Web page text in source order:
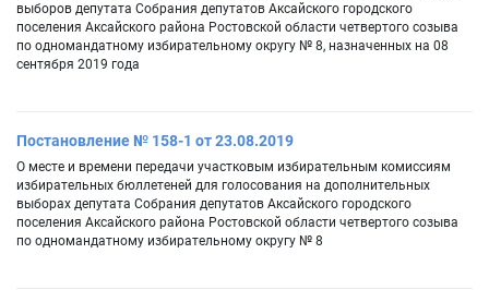
выборов депутата Собрания депутатов Аксайского городского
поселения Аксайского района Ростовской области четвертого созыва
по одномандатному избирательному округу № 8, назначенных на 08
сентября 2019 года
Постановление № 158-1 от 23.08.2019
О месте и времени передачи участковым избирательным комиссиям
избирательных бюллетеней для голосования на дополнительных
выборах депутата Собрания депутатов Аксайского городского
поселения Аксайского района Ростовской области четвертого созыва
по одномандатному избирательному округу № 8